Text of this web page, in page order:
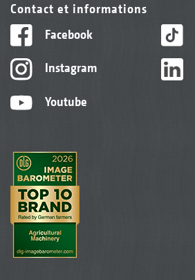
Contact et informations
Facebook
Instagram
Youtube